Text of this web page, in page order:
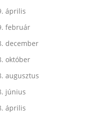
április
február
december
október
augusztus
június
április